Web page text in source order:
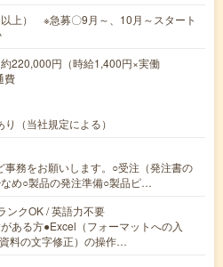
上） ※急募〇9月～、10月～スタート
220,000円（時給1,400円×実働
費
（当社規定による）
事務をお願いします。○受注（発注書の
め○製品の発注準備○製品ピ…
ンクOK / 英語力不要
ある方●Excel（フォーマットへの入
料の文字修正）の操作…